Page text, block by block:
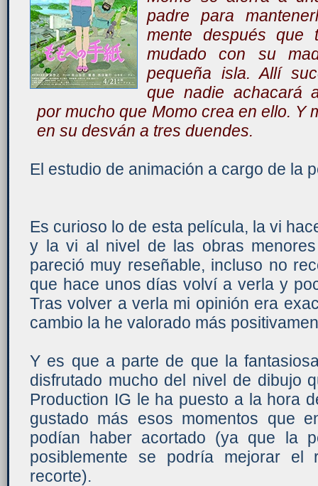
padre para
mente después
mudado con su
pequeña isla. Allí
que nadie achacará
por mucho que Momo crea en ello. Y
en su desván a tres duendes.
El estudio de animación a cargo de la
Es curioso lo de esta película, la vi
y la vi al nivel de las obras
pareció muy reseñable, incluso no
que hace unos días volví a verla y
Tras volver a verla mi opinión era
cambio la he valorado más
Y es que a parte de que la
disfrutado mucho del nivel de dibujo
Production IG le ha puesto a la hora
gustado más esos momentos que
podían haber acortado (ya que la
posiblemente se podría mejorar
recorte).